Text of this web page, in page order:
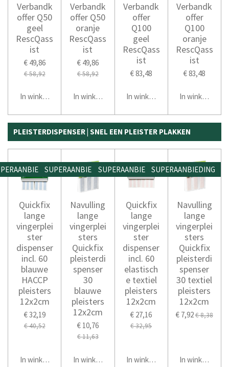
Verbandk
offer Q50
geel
RescQass
ist
€ 49,86
€ 58,92
In winkelwagen
Verbandk
offer Q50
oranje
RescQass
ist
€ 49,86
€ 58,92
In winkelwagen
Verbandk
offer
Q100
geel
RescQass
ist
€ 83,48
In winkelwagen
Verbandk
offer
Q100
oranje
RescQass
ist
€ 83,48
In winkelwagen
PLEISTERDISPENSER | SNEL EEN PLEISTER PLAKKEN
Quickfix
lange
vingerplei
ster
dispenser
incl. 60
blauwe
HACCP
pleisters
12x2cm
€ 32,19
€ 40,52
In winkelwagen
SUPERAANBIEDING
Navulling
lange
vingerplei
sters
Quickfix
pleisterdi
spenser
30
blauwe
pleisters
12x2cm
€ 10,76
€ 11,63
In winkelwagen
SUPERAANBIEDING
Quickfix
lange
vingerplei
ster
dispenser
incl. 60
elastisch
e textiel
pleisters
12x2cm
€ 27,16
€ 32,95
In winkelwagen
SUPERAANBIEDING
Navulling
lange
vingerplei
sters
Quickfix
pleisterdi
spenser
30 textiel
pleisters
12x2cm
€ 7,92€ 8,38
In winkelwagen